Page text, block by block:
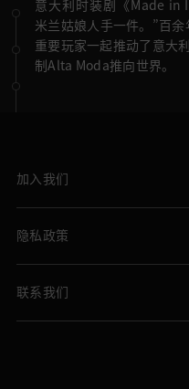
意大利时装剧《Made in
米兰姑娘人手一件。”百
重要玩家一起推动了意大
制Alta Moda推向世界。
加入我们
隐私政策
联系我们